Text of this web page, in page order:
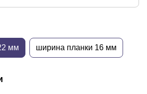
мм ширина планки 16 мм